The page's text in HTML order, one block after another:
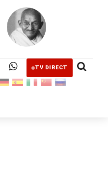
TV DIRECT